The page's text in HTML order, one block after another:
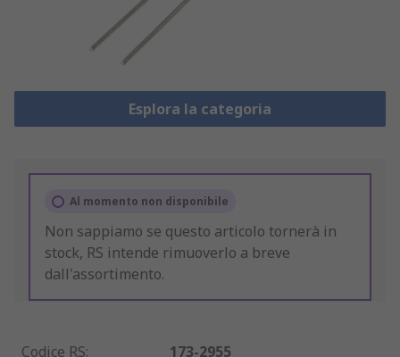
Esplora la categoria
Al momento non disponibile
Non sappiamo se questo articolo tornerà in
stock, RS intende rimuoverlo a breve
dall'assortimento.
Codice RS:
173-2955